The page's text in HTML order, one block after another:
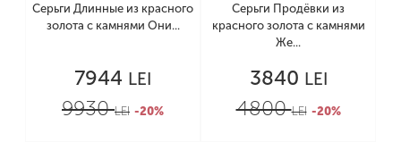
Серьги Длинные из красного
золота с камнями Они...
7944 LEI
9930LEI -20%
Серьги Продёвки из
красного золота с камнями
Же...
3840 LEI
4800LEI -20%